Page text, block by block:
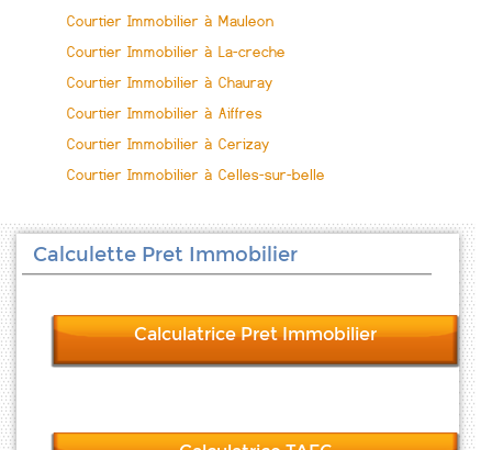
Courtier Immobilier à Mauleon
Courtier Immobilier à La-creche
Courtier Immobilier à Chauray
Courtier Immobilier à Aiffres
Courtier Immobilier à Cerizay
Courtier Immobilier à Celles-sur-belle
Calculette Pret Immobilier
Calculatrice Pret Immobilier